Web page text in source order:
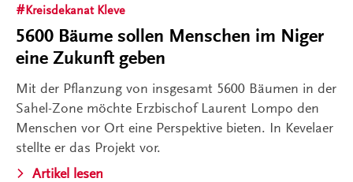
Kreisdekanat Kleve
5600 Bäume sollen Menschen im Niger
eine Zukunft geben
Mit der Pflanzung von insgesamt 5600 Bäumen in der
Sahel-Zone möchte Erzbischof Laurent Lompo den
Menschen vor Ort eine Perspektive bieten. In Kevelaer
stellte er das Projekt vor.
Artikel lesen